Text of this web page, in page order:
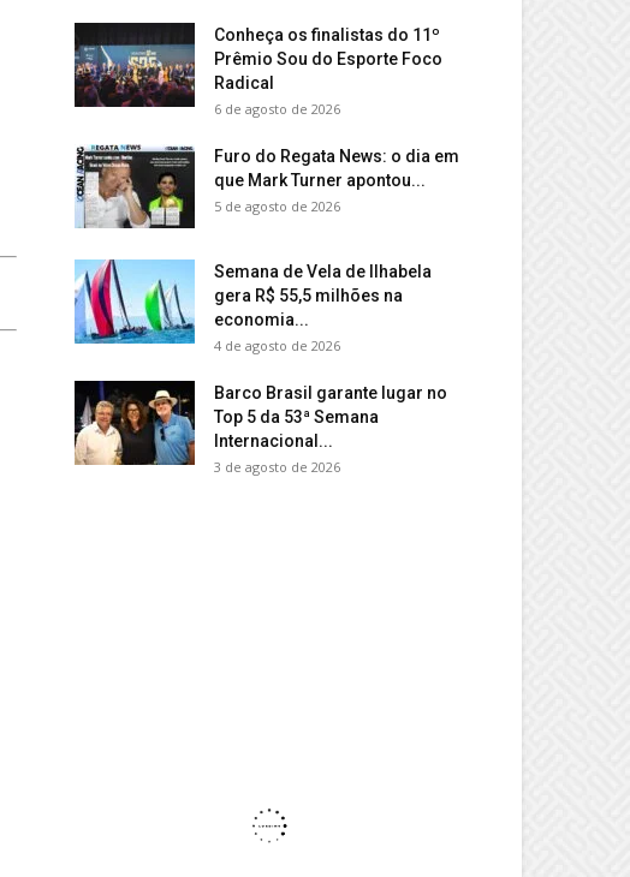
Conheça os finalistas do 11º
Prêmio Sou do Esporte Foco
Radical
6 de agosto de 2026
Furo do Regata News: o dia em
que Mark Turner apontou...
5 de agosto de 2026
Semana de Vela de Ilhabela
gera R$ 55,5 milhões na
economia...
4 de agosto de 2026
Barco Brasil garante lugar no
Top 5 da 53ª Semana
Internacional...
3 de agosto de 2026